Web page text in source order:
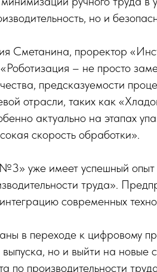
но и
Сметанина, проректор
– не просто
предсказуемости
отрасли, таких как
актуально на этапах
скорость обработки».
уже имеет успешный опыт
труда».
современных
в переходе к цифровому
но и выйти на новые
по производительности